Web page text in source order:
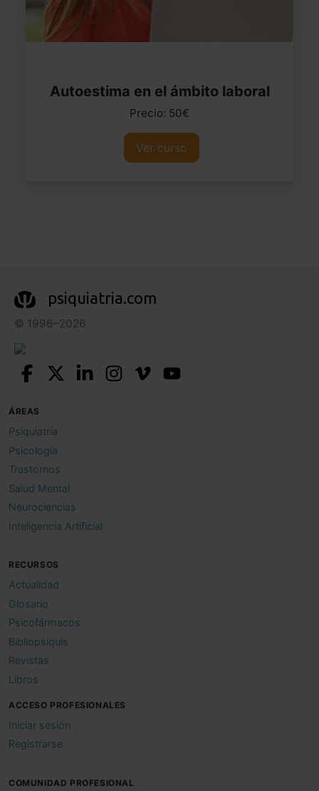
Autoestima en el ámbito laboral
Precio: 50€
Ver curso
psiquiatria.com
© 1996–2026
ÁREAS
Psiquiatría
Psicología
Trastornos
Salud Mental
Neurociencias
Inteligencia Artificial
RECURSOS
Actualidad
Glosario
Psicofármacos
Bibliopsiquis
Revistas
Libros
ACCESO PROFESIONALES
Iniciar sesión
Registrarse
COMUNIDAD PROFESIONAL